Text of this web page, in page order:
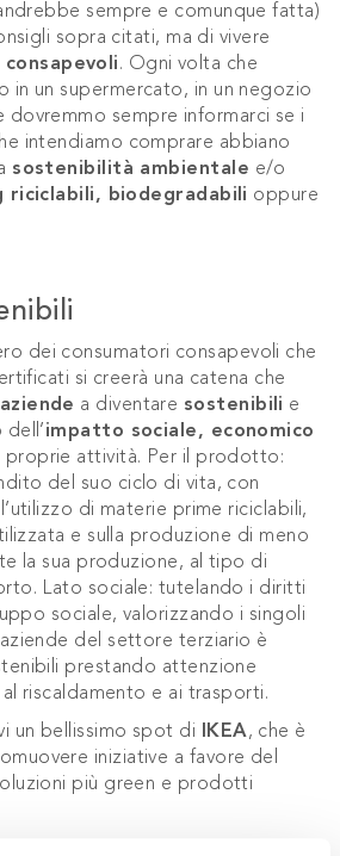
sempre e comunque fatta)
sopra citati, ma di vivere
. Ogni volta che
in un supermercato, in un negozio
dovremmo sempre informarci se i
intendiamo comprare abbiano
sostenibilità ambientale e/o
riciclabili, biodegradabili oppure
dei consumatori consapevoli che
si creerà una catena che
aziende a diventare sostenibili e
impatto sociale, economico
proprie attività. Per il prodotto:
del suo ciclo di vita, con
di materie prime riciclabili,
e sulla produzione di meno
la sua produzione, al tipo di
Lato sociale: tutelando i diritti
sociale, valorizzando i singoli
del settore terziario è
prestando attenzione
riscaldamento e ai trasporti.
un bellissimo spot di
IKEA, che è
iniziative a favore del
più green e prodotti